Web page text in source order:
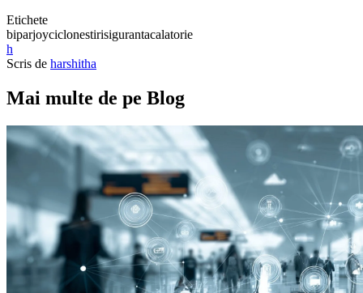
Etichete
biparjoyciclonestirisigurantacalatorie
h
Scris de harshitha
Mai multe de pe Blog